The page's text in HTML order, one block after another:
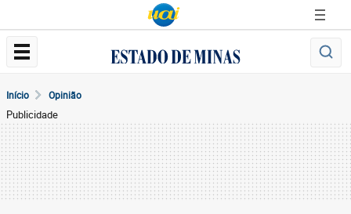
Início Opinião
Publicidade